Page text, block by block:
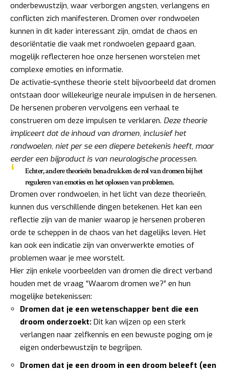
onderbewustzijn, waar verborgen angsten, verlangens en
conflicten zich manifesteren. Dromen over rondwoelen
kunnen in dit kader interessant zijn, omdat de chaos en
desoriëntatie die vaak met rondwoelen gepaard gaan,
mogelijk reflecteren hoe onze hersenen worstelen met
complexe emoties en informatie.
De activatie-synthese theorie stelt bijvoorbeeld dat dromen
ontstaan door willekeurige neurale impulsen in de hersenen.
De hersenen proberen vervolgens een verhaal te
construeren om deze impulsen te verklaren. Deze theorie
impliceert dat de inhoud van dromen, inclusief het
rondwoelen, niet per se een diepere betekenis heeft, maar
eerder een bijproduct is van neurologische processen.
Echter, andere theorieën benadrukken de rol van dromen bij het
reguleren van emoties en het oplossen van problemen.
Dromen over rondwoelen, in het licht van deze theorieën,
kunnen dus verschillende dingen betekenen. Het kan een
reflectie zijn van de manier waarop je hersenen proberen
orde te scheppen in de chaos van het dagelijks leven. Het
kan ook een indicatie zijn van onverwerkte emoties of
problemen waar je mee worstelt.
Hier zijn enkele voorbeelden van dromen die direct verband
houden met de vraag “Waarom dromen we?” en hun
mogelijke betekenissen:
Dromen dat je een wetenschapper bent die een
droom onderzoekt: Dit kan wijzen op een sterk
verlangen naar zelfkennis en een bewuste poging om je
eigen onderbewustzijn te begrijpen.
Dromen dat je een droom in een droom beleeft (een